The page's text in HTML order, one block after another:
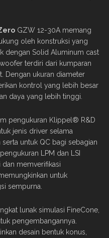
GZW 12-30A memang
oleh konstruksi yang
dengan Solid Aluminum cast
terdiri dari kumparan
Dengan ukuran diameter
kontrol yang lebih besar
daya yang lebih tinggi.
pengukuran Klippel® R&D
jenis driver selama
untuk QC bagi sebagian
LPM dan LSI
memverifikasi
untuk
sempurna.
lunak simulasi FineCone,
pengembangannya.
desain bentuk konus,